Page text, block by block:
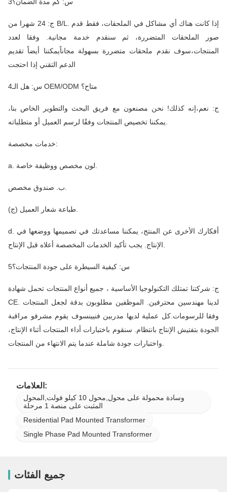
ج: 24 شهرا من B/L. إذا كانت هناك أي مشاكل في الملحقات، فقط قدم
صور الملحقات المتضررة، ثم سنقدم خدمة مجانية. وفقا لعدد
المنتجات،سوف نقدم ملحقات متضررة بسهولة مجاناًيمكننا أيضاً تقديم
الدعم التقني إذا احتجت
4س: هل الـ OEM/ODM متاح؟
ج: نعم،إنه كذلك! نحن مصنعون مع فريق البحث والتطوير الخاص بنا،
خدمات مخصصة:
d. أفكارك الأخرى عن المنتج، يمكننا مساعدتك في تصميمها ووضعها في
5س: كيفية السيطرة على جودة المنتجات؟
ج: شركتنا تمتلك التكنولوجيا الأساسية ، جميع أنواع المنتجات تحمل شهادة
CE. لدينا مهندسين محترفين. الموظفين مطلوبون بدقة لجعل المنتجات
وفقا للرسومات.كل عملية لديها مدربين فنيينسوف يقوم مشرفو مراقبة
الجودة بتفتيش الإنتاج بانتظام. سنقوم باختبارات أداء المنتجات أثناء الإنتاج،
العلامات:
وسادة محمولة على محول,محول 10 كيلو فولت,المحول
المثبت على منصة 1 مرحلة
Residential Pad Mounted Transformer
Single Phase Pad Mounted Transformer
جميع الفئات